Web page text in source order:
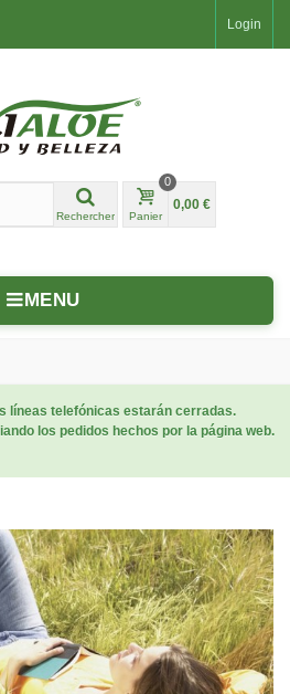
Login
Rechercher Panier
0
0,00 €
MENU
líneas telefónicas estarán cerradas.
los pedidos hechos por la página web.